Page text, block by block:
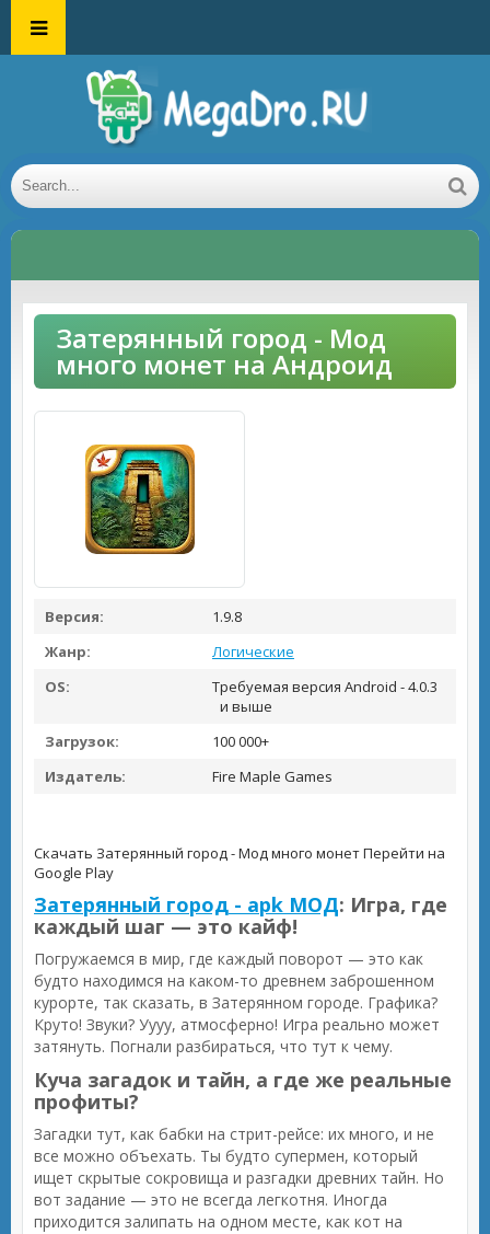
Затерянный город - Мод
много монет на Андроид
Версия:
1.9.8
Жанр:
Логические
OS:
Требуемая версия Android - 4.0.3
и выше
Загрузок:
100 000+
Издатель:
Fire Maple Games
Скачать Затерянный город - Мод много монетПерейти на
Google Play
Затерянный город - apk МОД: Игра, где
каждый шаг — это кайф!
Погружаемся в мир, где каждый поворот — это как
будто находимся на каком-то древнем заброшенном
курорте, так сказать, в Затерянном городе. Графика?
Круто! Звуки? Уууу, атмосферно! Игра реально может
затянуть. Погнали разбираться, что тут к чему.
Куча загадок и тайн, а где же реальные
профиты?
Загадки тут, как бабки на стрит-рейсе: их много, и не
все можно объехать. Ты будто супермен, который
ищет скрытые сокровища и разгадки древних тайн. Но
вот задание — это не всегда легкотня. Иногда
приходится залипать на одном месте, как кот на